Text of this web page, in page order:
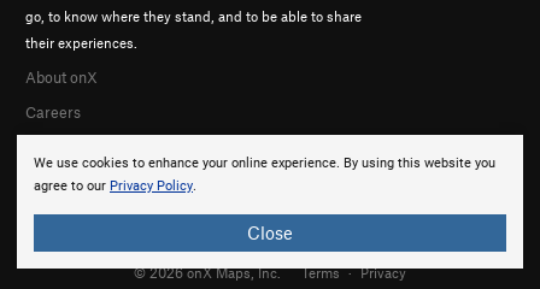
We use cookies to enhance your online experience. By using this website you
agree to our Privacy Policy.
Close
go, to know where they stand, and to be able to share
their experiences.
About onX
Careers
© 2026 onX Maps, Inc. Terms · Privacy